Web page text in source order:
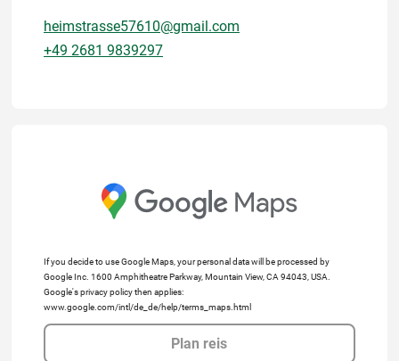
heimstrasse57610@gmail.com
+49 2681 9839297
If you decide to use Google Maps, your personal data will be processed by
Google Inc. 1600 Amphitheatre Parkway, Mountain View, CA 94043, USA.
Google's privacy policy then applies:
www.google.com/intl/de_de/help/terms_maps.html
Plan reis